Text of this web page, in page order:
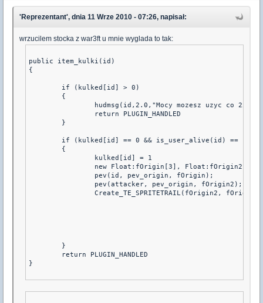
'Reprezentant', dnia 11 Wrze 2010 - 07:26, napisał:
wrzucilem stocka z war3ft u mnie wyglada to tak:
public item_kulki(id)
{
        if (kulked[id] > 0)
        {
hudmsg(id,2.0,"Mocy mozesz uzyc co
                return PLUGIN_HANDLED
        }
        if (kulked[id] == 0 && is_user_alive(id) == 1)
        {
                kulked[id] = 1
                new Float:fOrigin[3], Float:fOrigin2[3];
                pev(id, pev_origin, fOrigin);
                pev(attacker, pev_origin, fOrigin2);
Create_TE_SPRITETRAIL(fOrigin2, fOrigin,
	return PLUGIN_HANDLED
}